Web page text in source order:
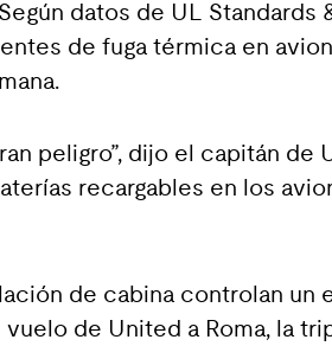
datos de UL Standards
de fuga térmica en
peligro”, dijo el capitán de
recargables en los
de cabina controlan
de United a Roma, la